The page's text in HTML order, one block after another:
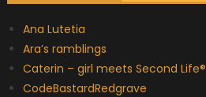
Ana Lutetia
Ara’s ramblings
Caterin – girl meets Second Life®
CodeBastardRedgrave